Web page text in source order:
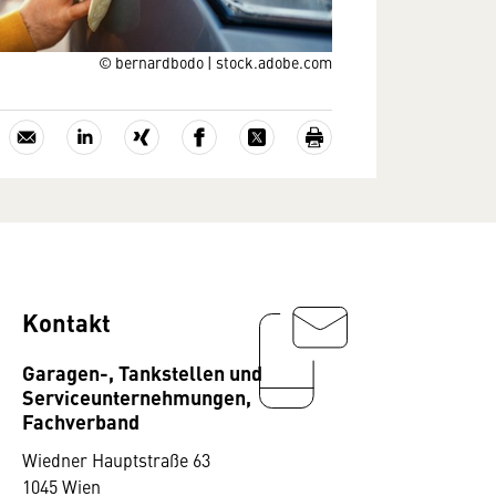
© bernardbodo | stock.adobe.com
Kontakt
Garagen-, Tankstellen und
Serviceunternehmungen,
Fachverband
Wiedner Hauptstraße 63
1045 Wien